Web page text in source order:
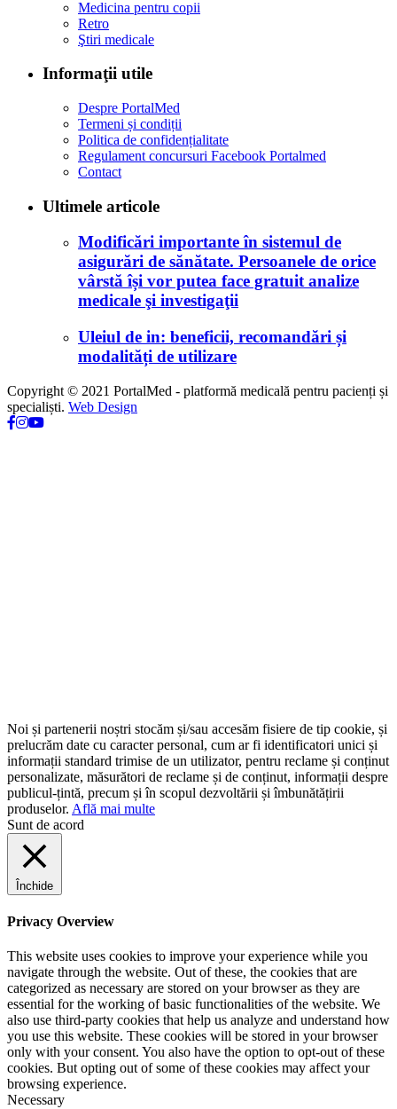
Medicina pentru copii
Retro
Ştiri medicale
Informaţii utile
Despre PortalMed
Termeni și condiții
Politica de confidențialitate
Regulament concursuri Facebook Portalmed
Contact
Ultimele articole
Modificări importante în sistemul de
asigurări de sănătate. Persoanele de orice
vârstă își vor putea face gratuit analize
medicale şi investigaţii
Uleiul de in: beneficii, recomandări și
modalități de utilizare
Copyright © 2021 PortalMed - platformă medicală pentru pacienți și
specialiști. Web Design
Noi și partenerii noștri stocăm și/sau accesăm fisiere de tip cookie, și
prelucrăm date cu caracter personal, cum ar fi identificatori unici și
informații standard trimise de un utilizator, pentru reclame și conținut
personalizate, măsurători de reclame și de conținut, informații despre
publicul-țintă, precum și în scopul dezvoltării și îmbunătățirii
produselor. Află mai multe
Sunt de acord
Închide
Privacy Overview
This website uses cookies to improve your experience while you
navigate through the website. Out of these, the cookies that are
categorized as necessary are stored on your browser as they are
essential for the working of basic functionalities of the website. We
also use third-party cookies that help us analyze and understand how
you use this website. These cookies will be stored in your browser
only with your consent. You also have the option to opt-out of these
cookies. But opting out of some of these cookies may affect your
browsing experience.
Necessary